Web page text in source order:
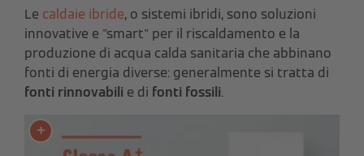
Le caldaie ibride, o sistemi ibridi, sono soluzioni
innovative e "smart" per il riscaldamento e la
produzione di acqua calda sanitaria che abbinano
fonti di energia diverse: generalmente si tratta di
fonti rinnovabili e di fonti fossili.